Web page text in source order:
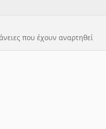
που έχουν αναρτηθεί